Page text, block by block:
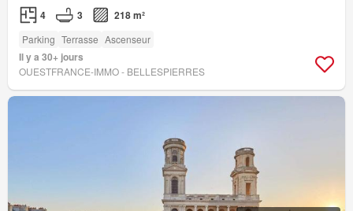
4 3 218 m²
Parking Terrasse Ascenseur
Il y a 30+ jours
OUESTFRANCE-IMMO - BELLESPIERRES